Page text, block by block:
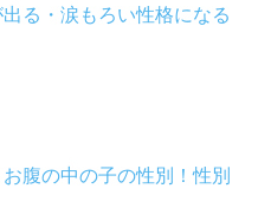
る・涙もろい性格になる
腹の中の子の性別！性別